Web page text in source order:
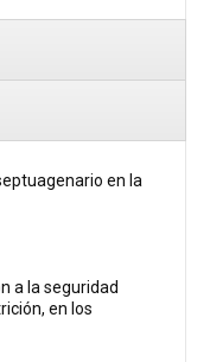
en la
a la seguridad
en los